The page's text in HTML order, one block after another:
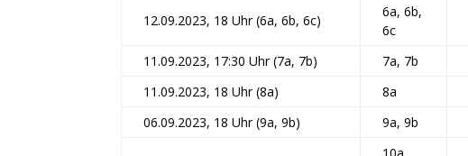
12.09.2023, 18 Uhr (6a, 6b, 6c)
6a, 6b,
6c
11.09.2023, 17:30 Uhr (7a, 7b) 7a, 7b
11.09.2023, 18 Uhr (8a)
8a
06.09.2023, 18 Uhr (9a, 9b)
9a, 9b